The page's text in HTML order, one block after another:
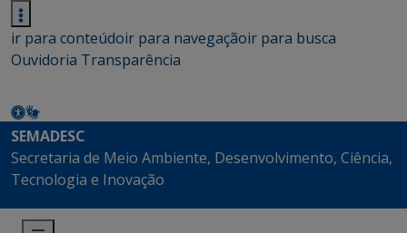
ir para conteúdoir para navegaçãoir para busca
Ouvidoria Transparência
SEMADESC
Secretaria de Meio Ambiente, Desenvolvimento, Ciência,
Tecnologia e Inovação